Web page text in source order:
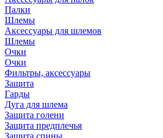
Палки
Шлемы
Аксессуары для шлемов
Шлемы
Очки
Очки
Фильтры, аксессуары
Защита
Гарды
Дуга для шлема
Защита голени
Защита предплечья
Защита спины